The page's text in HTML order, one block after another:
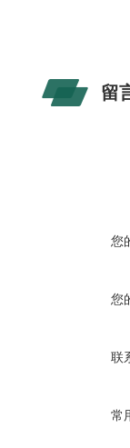
留
您
您
联
常